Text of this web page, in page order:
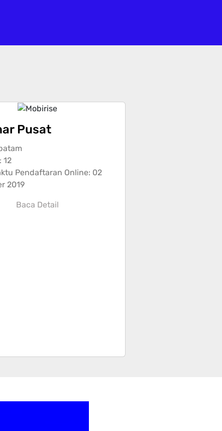
Pusat
12
Pendaftaran Online: 02
2019
Baca Detail